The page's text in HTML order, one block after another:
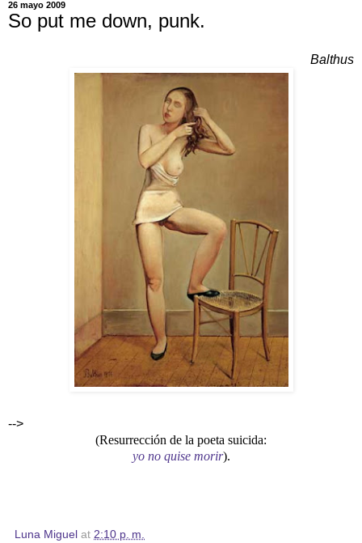
26 mayo 2009
So put me down, punk.
Balthus
-->
(Resurrección de la poeta suicida:
yo no quise morir).
Luna Miguel at 2:10 p. m.